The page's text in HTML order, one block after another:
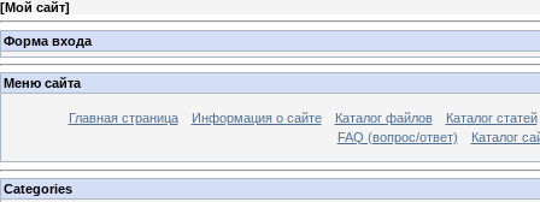
[Мой сайт]
Форма входа
Меню сайта
Главная страница Информация о сайте Каталог файлов
Каталог статей
FAQ (вопрос/ответ)
Каталог
Categories